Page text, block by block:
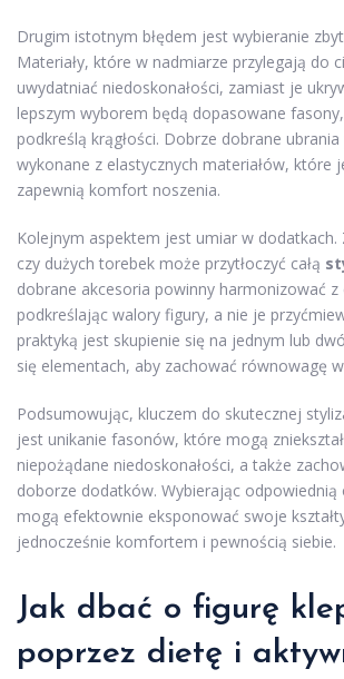
Drugim istotnym błędem jest wybieranie
Materiały, które w nadmiarze przylegają do
uwydatniać niedoskonałości, zamiast je
lepszym wyborem będą dopasowane
podkreślą krągłości. Dobrze dobrane
wykonane z elastycznych materiałów, które
zapewnią komfort noszenia.
Kolejnym aspektem jest umiar w dodatkach.
czy dużych torebek może przytłoczyć całą
dobrane akcesoria powinny harmonizować z
podkreślając walory figury, a nie je
praktyką jest skupienie się na jednym lub
się elementach, aby zachować równowagę
Podsumowując, kluczem do skutecznej
jest unikanie fasonów, które mogą
niepożądane niedoskonałości, a także
doborze dodatków. Wybierając odpowiednią
mogą efektownie eksponować swoje
jednocześnie komfortem i pewnością siebie.
Jak dbać o figurę
poprzez dietę i